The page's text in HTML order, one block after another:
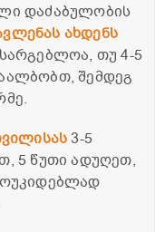
დაძაბულობის
ახდენს
თუ 4-5
შემდეგ
3-5
5 წუთი ადუღეთ,